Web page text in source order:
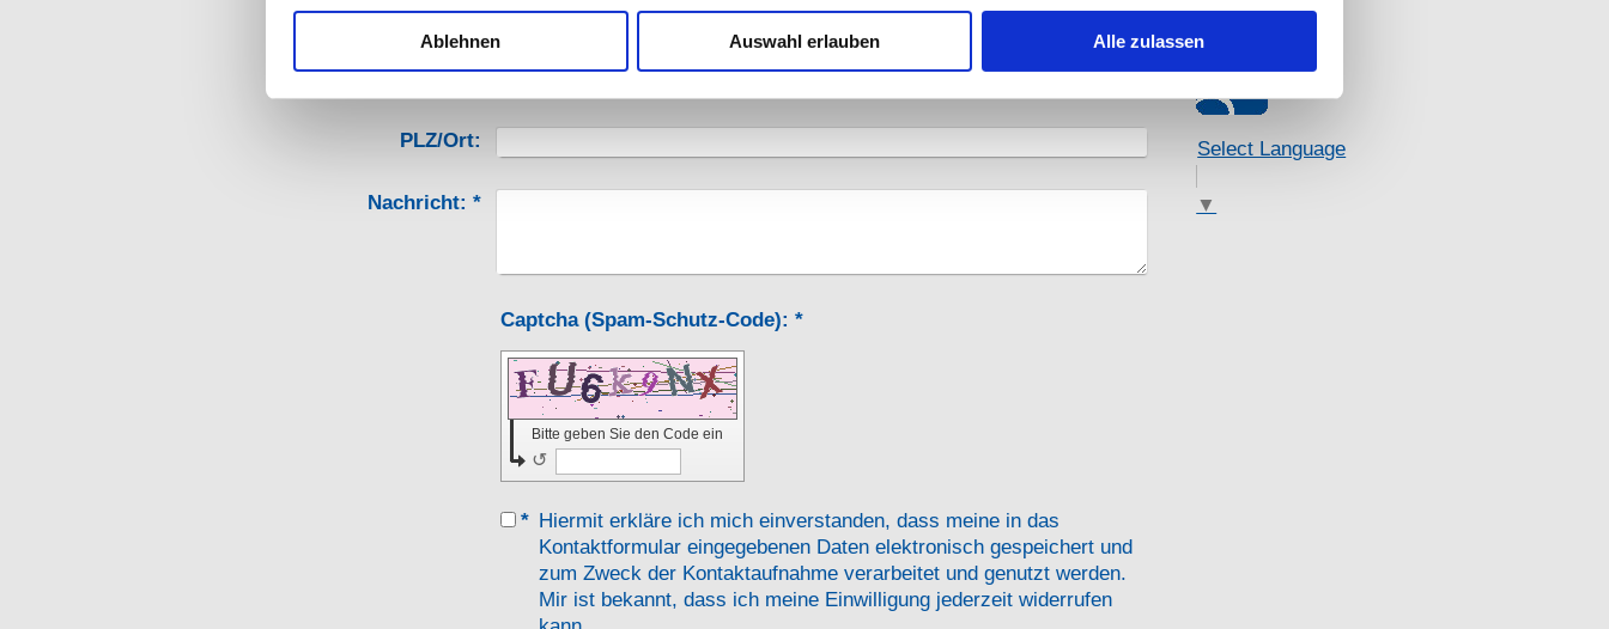
Ablehnen Auswahl erlauben Alle zulassen
E-Mail-Adresse:*
Straße:
PLZ/Ort:
Nachricht: *
Captcha (Spam-Schutz-Code): *
Bitte geben Sie den Code ein
↺
* Hiermit erkläre ich mich einverstanden, dass meine in das
Kontaktformular eingegebenen Daten elektronisch gespeichert und
zum Zweck der Kontaktaufnahme verarbeitet und genutzt werden.
Mir ist bekannt, dass ich meine Einwilligung jederzeit widerrufen
Select Language
▼